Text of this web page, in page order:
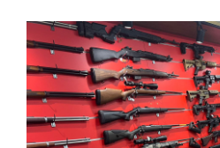
1